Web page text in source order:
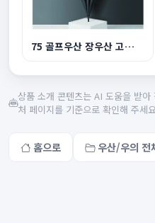
75 골프우산 장우산 고급우산 UV차단 코팅
상품 소개 콘텐츠는 AI 도움을 받아
처 페이지를 기준으로 확인해 주세
홈으로 우산/우의 전